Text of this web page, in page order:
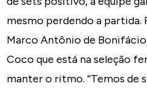
mesmo perdendo a
Marco Antônio de
Coco que está na seleção
manter o ritmo. “Temos de